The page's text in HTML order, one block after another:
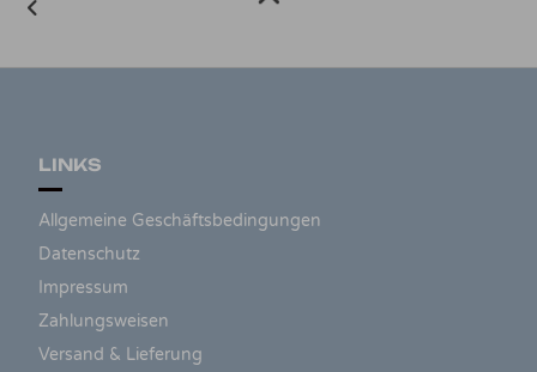
LINKS
Allgemeine Geschäftsbedingungen
Datenschutz
Impressum
Zahlungsweisen
Versand & Lieferung